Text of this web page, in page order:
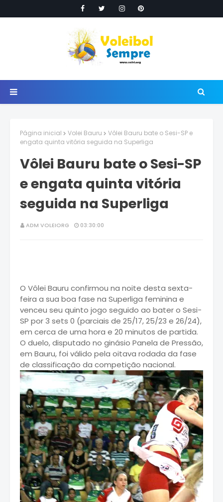
Página inicial Volei Bauru
Vôlei Bauru bate o Sesi-SP e
engata quinta vitória seguida na Superliga
Vôlei Bauru bate o Sesi-SP
e engata quinta vitória
seguida na Superliga
ADM VOLEIORG 03:30:00
O Vôlei Bauru confirmou na noite desta sexta-
feira a sua boa fase na Superliga feminina e
venceu seu quinto jogo seguido ao bater o Sesi-
SP por 3 sets 0 (parciais de 25/17, 25/23 e 26/24),
em cerca de uma hora e 20 minutos de partida.
O duelo, disputado no ginásio Panela de Pressão,
em Bauru, foi válido pela oitava rodada da fase
de classificação da competição nacional.